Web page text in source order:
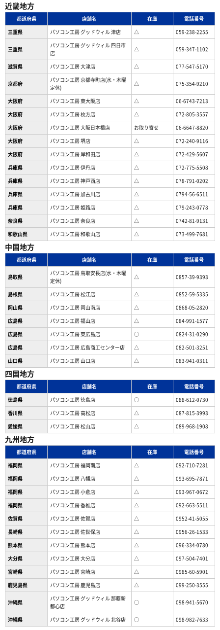
近畿地方
都道府県 店舗名 在庫
電話番号
三重県
パソコン工房 グッドウィル 津店 △ 059-238-2255
三重県
パソコン工房 グッドウィル 四日市
店
△ 059-347-1102
滋賀県 パソコン工房 大津店 △ 077-547-5170
京都府
パソコン工房 京都寺町店(水・木曜
定休)
△ 075-354-9210
大阪府 パソコン工房 東大阪店 △
06-6743-7213
大阪府
パソコン工房 枚方店 △
072-805-3557
大阪府
パソコン工房 大阪日本橋店 お取り寄せ
06-6647-8820
大阪府
パソコン工房 堺店 △
072-240-9116
大阪府
パソコン工房 岸和田店 △
072-429-5607
兵庫県
パソコン工房 伊丹店 △
072-775-5508
兵庫県
パソコン工房 神戸西店 △
078-791-0202
兵庫県
パソコン工房 加古川店 △
0794-56-6511
兵庫県
パソコン工房 姫路店 △
079-243-0778
奈良県
パソコン工房 奈良店 △
0742-81-9131
和歌山県
パソコン工房 和歌山店 △ 073-499-7681
中国地方
都道府県 店舗名 在庫 電話番号
鳥取県
パソコン工房 鳥取安長店(水・木曜
定休)
△ 0857-39-9393
島根県 パソコン工房 松江店 △
0852-59-5335
岡山県
パソコン工房 岡山南店 △
0868-05-2820
広島県
パソコン工房 福山店 △
084-991-1577
広島県
パソコン工房 東広島店 ○
0824-31-0290
広島県
パソコン工房 広島商工センター店 △
082-501-3251
山口県
パソコン工房 山口店 △ 083-941-0311
四国地方
都道府県 店舗名 在庫
電話番号
徳島県
パソコン工房 徳島店 ○
088-612-0730
香川県
パソコン工房 高松店 △
087-815-3993
愛媛県
パソコン工房 松山店 △ 089-968-1908
九州地方
都道府県 店舗名 在庫
電話番号
福岡県
パソコン工房 福岡南店 △
092-710-7281
福岡県
パソコン工房 八幡店 △
093-695-7871
福岡県
パソコン工房 小倉店 △
093-967-0672
福岡県
パソコン工房 香椎店 △
092-663-5511
佐賀県
パソコン工房 佐賀店 △
0952-41-5055
長崎県
パソコン工房 佐世保店 △
0956-26-1533
熊本県
パソコン工房 熊本店 △
096-334-0780
大分県
パソコン工房 大分店 △
097-504-7401
宮崎県
パソコン工房 宮崎店 △
0985-60-5901
鹿児島県
パソコン工房 鹿児島店 △ 099-250-3555
沖縄県
パソコン工房 グッドウィル 那覇新
都心店
○ 098-941-5670
沖縄県 パソコン工房 グッドウィル 北谷店 ○ 098-982-7633